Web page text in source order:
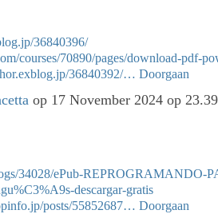
36840396/
courses/70890/pages/download-pdf-
36840392/… Doorgaan
op 17 November 2024 op
34028/ePub-REPROGRAMANDO-
descargar-gratis
posts/55852687… Doorgaan